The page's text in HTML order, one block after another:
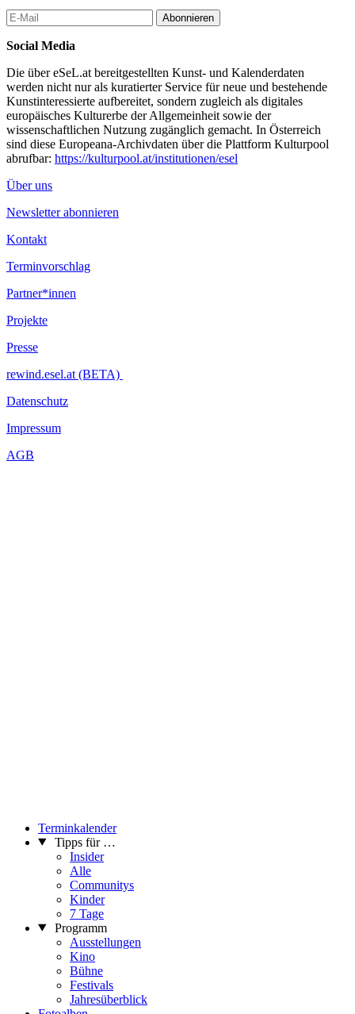
Eine Initiative von EMISSARY und conspect.curators mit der
Unterstützung der Bezirksvorstehung Mariahilf
Zur Ausstellung erscheint der Katalog: Dekoration ist Verbrechen,
Hrsg: Emissary/Text Silvia Müllegger, 2020. ISBN: 978-3-200-
07361-6
...Mehr lesen
Abonnieren
Social Media
Die über eSeL.at bereitgestellten Kunst- und Kalenderdaten
werden nicht nur als kuratierter Service für neue und bestehende
Kunstinteressierte aufbereitet, sondern zugleich als digitales
europäisches Kulturerbe der Allgemeinheit sowie der
wissenschaftlichen Nutzung zugänglich gemacht. In Österreich
sind diese Europeana-Archivdaten über die Plattform Kulturpool
abrufbar: https://kulturpool.at/institutionen/esel
Über uns
Newsletter abonnieren
Kontakt
Terminvorschlag
Partner*innen
Projekte
Presse
rewind.esel.at (BETA)
Datenschutz
Impressum
AGB
Terminkalender
Tipps für …
Insider
Alle
Communitys
Kinder
7 Tage
Programm
Ausstellungen
Kino
Bühne
Festivals
Jahresüberblick